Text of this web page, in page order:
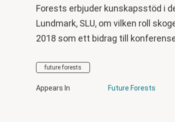
Forests erbjuder kunskapsstöd i
Lundmark, SLU, om vilken roll
2018 som ett bidrag till
future forests
Appears In Future Forests